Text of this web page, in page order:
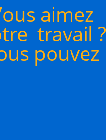
aimez
travail ?
pouvez